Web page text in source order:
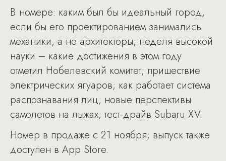
В номере: каким был бы идеальный город,
если бы его проектированием занимались
механики, а не архитекторы; неделя высокой
науки – какие достижения в этом году
отметил Нобелевский комитет; пришествие
электрических ягуаров; как работает система
распознавания лиц; новые перспективы
самолетов на лыжах; тест-драйв Subaru XV.
Номер в продаже с 21 ноября; выпуск также
доступен в App Store.